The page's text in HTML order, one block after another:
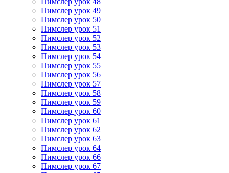
Пимслер урок 49
Пимслер урок 50
Пимслер урок 51
Пимслер урок 52
Пимслер урок 53
Пимслер урок 54
Пимслер урок 55
Пимслер урок 56
Пимслер урок 57
Пимслер урок 58
Пимслер урок 59
Пимслер урок 60
Пимслер урок 61
Пимслер урок 62
Пимслер урок 63
Пимслер урок 64
Пимслер урок 66
Пимслер урок 67